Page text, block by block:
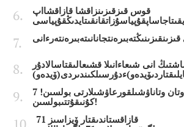
قوس قىزقىزىنزاقشا قازاقشااپ
انى شىعاءانىلا قشىعالىقتاسالادۇر
7 مامىر - وتان وتاناۋشىلقورعاۋشىلارتى بولسىن!
كۇنىقۇتتىبولسىن!
قازاقستاندىقتار ۆيزاسىز 71